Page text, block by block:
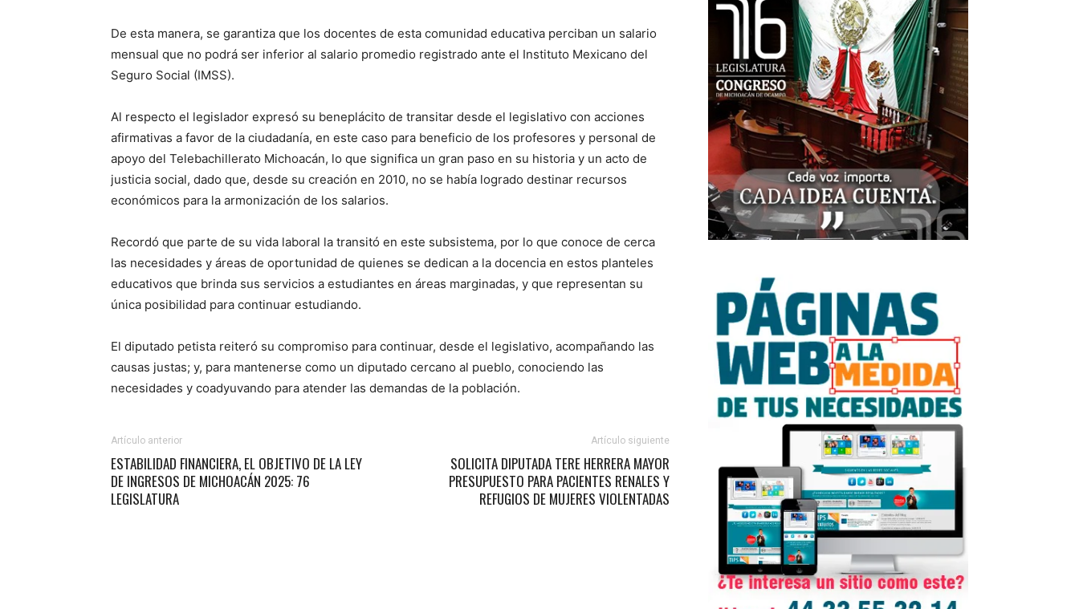
De esta manera, se garantiza que los docentes de esta comunidad educativa perciban un salario
mensual que no podrá ser inferior al salario promedio registrado ante el Instituto Mexicano del
Seguro Social (IMSS).
Al respecto el legislador expresó su beneplácito de transitar desde el legislativo con acciones
afirmativas a favor de la ciudadanía, en este caso para beneficio de los profesores y personal de
apoyo del Telebachillerato Michoacán, lo que significa un gran paso en su historia y un acto de
justicia social, dado que, desde su creación en 2010, no se había logrado destinar recursos
económicos para la armonización de los salarios.
Recordó que parte de su vida laboral la transitó en este subsistema, por lo que conoce de cerca
las necesidades y áreas de oportunidad de quienes se dedican a la docencia en estos planteles
educativos que brinda sus servicios a estudiantes en áreas marginadas, y que representan su
única posibilidad para continuar estudiando.
El diputado petista reiteró su compromiso para continuar, desde el legislativo, acompañando las
causas justas; y, para mantenerse como un diputado cercano al pueblo, conociendo las
necesidades y coadyuvando para atender las demandas de la población.
Artículo anterior
ESTABILIDAD FINANCIERA, EL OBJETIVO DE LA LEY
DE INGRESOS DE MICHOACÁN 2025: 76
LEGISLATURA
Artículo siguiente
SOLICITA DIPUTADA TERE HERRERA MAYOR
PRESUPUESTO PARA PACIENTES RENALES Y
REFUGIOS DE MUJERES VIOLENTADAS